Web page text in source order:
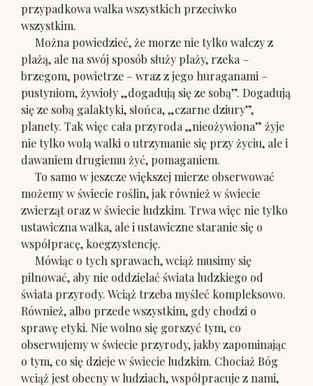
przypadkowa walka wszystkich przeciwko
wszystkim.
Można powiedzieć, że morze nie tylko walczy z
plażą, ale na swój sposób służy plaży, rzeka –
brzegom, powietrze – wraz z jego huraganami –
pustyniom, żywioły „dogadują się ze sobą”. Dogadują
się ze sobą galaktyki, słońca, „czarne dziury”,
planety. Tak więc cała przyroda „nieożywiona” żyje
nie tylko wolą walki o utrzymanie się przy życiu, ale i
dawaniem drugiemu żyć, pomaganiem.
To samo w jeszcze większej mierze obserwować
możemy w świecie roślin, jak również w świecie
zwierząt oraz w świecie ludzkim. Trwa więc nie tylko
ustawiczna walka, ale i ustawiczne staranie się o
współpracę, koegzystencję.
Mówiąc o tych sprawach, wciąż musimy się
pilnować, aby nie oddzielać świata ludzkiego od
świata przyrody. Wciąż trzeba myśleć kompleksowo.
Również, albo przede wszystkim, gdy chodzi o
sprawę etyki. Nie wolno się gorszyć tym, co
obserwujemy w świecie przyrody, jakby zapominając
o tym, co się dzieje w świecie ludzkim. Chociaż Bóg
wciąż jest obecny w ludziach, współpracuje z nami,